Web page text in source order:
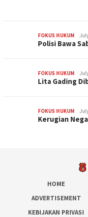
FOKUS HUKUM
Polisi Bawa
FOKUS HUKUM
Lita Gading
FOKUS HUKUM
Kerugian
HOME
ADVERTISEMENT
KEBIJAKAN PRIVASI